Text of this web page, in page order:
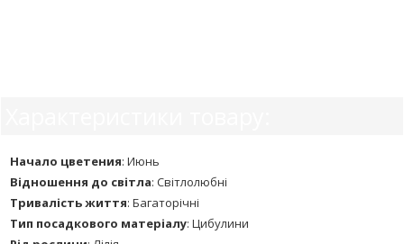
Начало цветения: Июнь
Відношення до світла: Світлолюбні
Тривалість життя: Багаторічні
Тип посадкового матеріалу: Цибулини